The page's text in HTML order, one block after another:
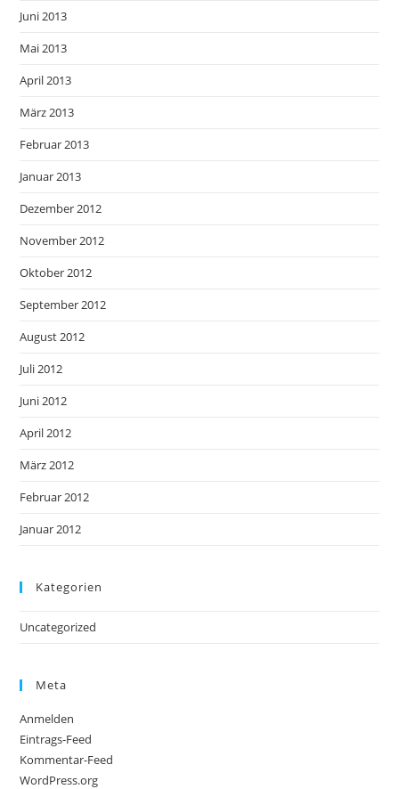
Juni 2013
Mai 2013
April 2013
März 2013
Februar 2013
Januar 2013
Dezember 2012
November 2012
Oktober 2012
September 2012
August 2012
Juli 2012
Juni 2012
April 2012
März 2012
Februar 2012
Januar 2012
Kategorien
Uncategorized
Meta
Anmelden
Eintrags-Feed
Kommentar-Feed
WordPress.org